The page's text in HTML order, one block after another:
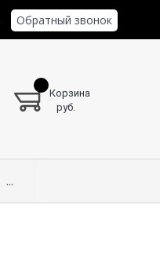
Обратный звонок
Корзина
руб.
...